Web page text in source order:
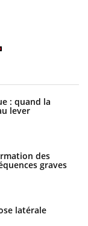
: quand la
lever
des
graves
latérale